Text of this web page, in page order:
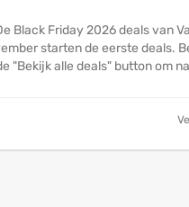
Black Friday 2026 deals van
starten de eerste deals.
"Bekijk alle deals" button om